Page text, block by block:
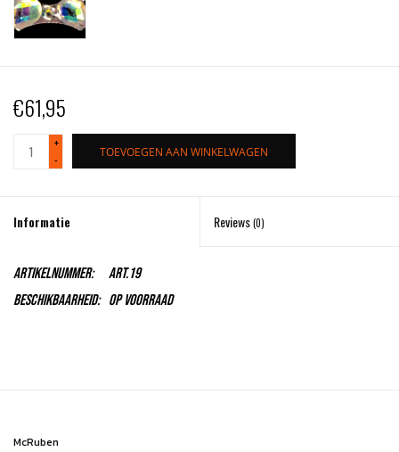
€61,95
+
-
TOEVOEGEN AAN WINKELWAGEN
Informatie Reviews(0)
Artikelnummer:
Art.19
Beschikbaarheid: Op voorraad
McRuben